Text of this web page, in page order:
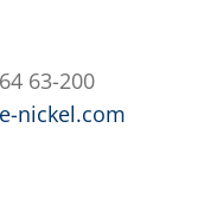
63-200
nickel.com